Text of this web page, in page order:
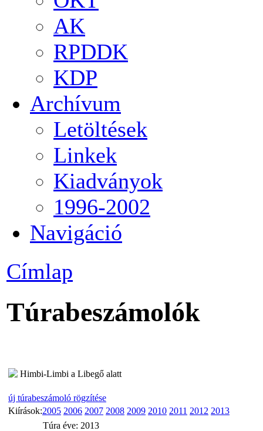
AK
RPDDK
KDP
Archívum
Letöltések
Linkek
Kiadványok
1996-2002
Navigáció
Címlap
Túrabeszámolók
Himbi-Limbi a Libegő alatt
új túrabeszámoló rögzítése
Kiírások:2005 2006 2007 2008 2009 2010 2011 2012 2013
Túra éve: 2013